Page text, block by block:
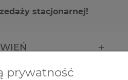
stacjonarnej!
prywatność